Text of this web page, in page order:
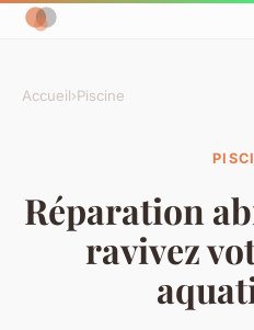
Accueil›Piscine
Réparation
ravivez